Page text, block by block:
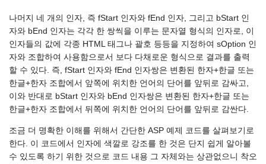
나머지 네 개의 인자, 즉 fStart 인자와 fEnd 인자, 그리고 bStart 인
자와 bEnd 인자는 각각 한 쌍씩을 이루는 문자열 형식의 인자로, 이
인자들의 값에 각종 HTML 태그나 괄호 등등을 지정하여 sOption 인
자와 조합하여 사용함으로서 보다 다채로운 형식으로 결과를 출력
할 수 있다. 즉, fStart 인자와 fEnd 인자쌍은 변환된 한자+한글 또는
한글+한자 조합에서 앞쪽에 위치한 언어의 단어를 앞뒤로 감싸고,
이와 반대로 bStart 인자와 bEnd 인자쌍은 변환된 한자+한글 또는
한글+한자 조합에서 뒤쪽에 위치한 언어의 단어를 앞뒤로 감싼다.
조금 더 명확한 이해를 위해서 간단한 ASP 예제 코드를 살펴보기로
한다. 이 코드에서 인자에 색깔로 강조를 한 것은 단지 쉽게 알아볼
수 있도록 하기 위한 것으로 코드 내용 그 자체와는 상관없으니 착오